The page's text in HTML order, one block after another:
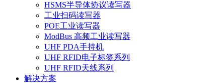
HSMS半导体协议读写器
工业扫码读写器
POE工业读写器
ModBus 高频工业读写器
UHF PDA手持机
UHF RFID电子标签系列
UHF RFID天线系列
解决方案